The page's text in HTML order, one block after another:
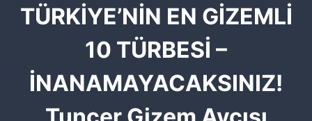
TÜRKİYE’NİN EN GİZEMLİ
10 TÜRBESİ –
İNANAMAYACAKSINIZ!